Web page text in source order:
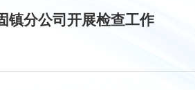
镇分公司开展检查工作